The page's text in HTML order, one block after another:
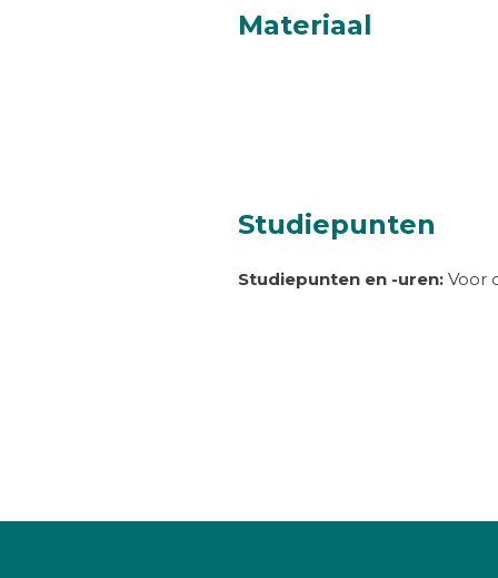
Materiaal
Studiepunten
Studiepunten en -uren: Voor